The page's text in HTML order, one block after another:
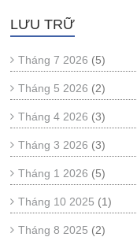
LƯU TRỮ
Tháng 7 2026 (5)
Tháng 5 2026 (2)
Tháng 4 2026 (3)
Tháng 3 2026 (3)
Tháng 1 2026 (5)
Tháng 10 2025 (1)
Tháng 8 2025 (2)